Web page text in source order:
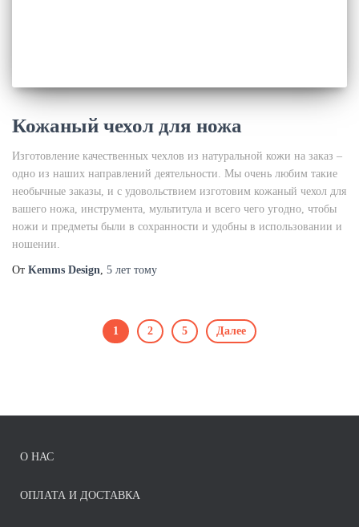
Кожаный чехол для ножа
Изготовление качественных чехлов из натуральной кожи на заказ –
одно из наших направлений деятельности. Мы очень любим такие
необычные заказы, и с удовольствием изготовим кожаный чехол для
вашего ножа, инструмента, мультитула и всего чего угодно, чтобы
ножи и предметы были в сохранности и удобны в использовании и
ношении.
От Kemms Design 5 лет тому
1 2 5 Далее
О НАС
ОПЛАТА И ДОСТАВКА